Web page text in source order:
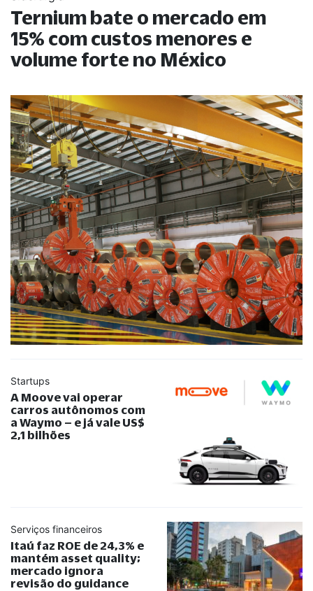
Ternium bate o mercado em
15% com custos menores e
volume forte no México
Startups
A Moove vai operar
carros autônomos com
a Waymo – e já vale US$
2,1 bilhões
Serviços financeiros
Itaú faz ROE de 24,3% e
mantém asset quality;
mercado ignora
revisão do guidance